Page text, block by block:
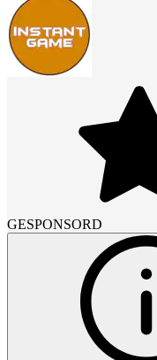
GESPONSORD